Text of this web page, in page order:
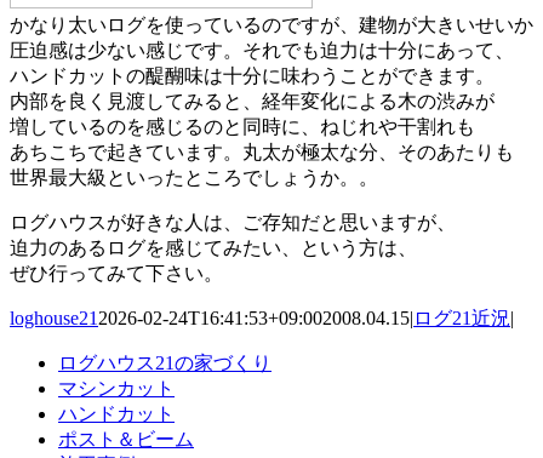
かなり太いログを使っているのですが、建物が大きいせいか
圧迫感は少ない感じです。それでも迫力は十分にあって、
ハンドカットの醍醐味は十分に味わうことができます。
内部を良く見渡してみると、経年変化による木の渋みが
増しているのを感じるのと同時に、ねじれや干割れも
あちこちで起きています。丸太が極太な分、そのあたりも
世界最大級といったところでしょうか。。
ログハウスが好きな人は、ご存知だと思いますが、
迫力のあるログを感じてみたい、という方は、
ぜひ行ってみて下さい。
loghouse21 2026-02-24T16:41:53+09:002008.04.15| ログ21近況|
ログハウス21の家づくり
マシンカット
ハンドカット
ポスト＆ビーム